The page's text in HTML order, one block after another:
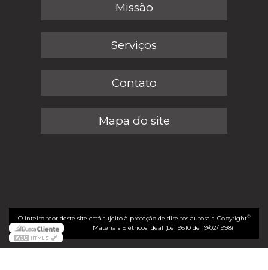
Missão
Serviços
Contato
Mapa do site
O inteiro teor deste site está sujeito à proteção de direitos autorais. Copyright©
Materiais Elétricos Ideal (Lei 9610 de 19/02/1998)